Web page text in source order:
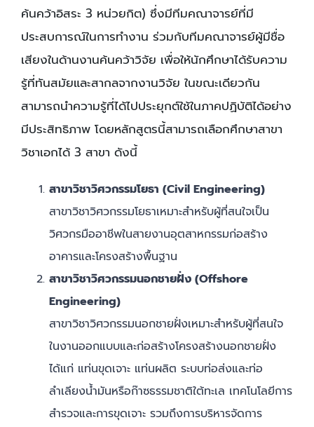
ค้นคว้าอิสระ 3 หน่วยกิต) ซึ่งมีทีมคณาจารย์ที่มี
ประสบการณ์ในการทำงาน ร่วมกับทีมคณาจารย์ผู้มีชื่อ
เสียงในด้านงานค้นคว้าวิจัย เพื่อให้นักศึกษาได้รับความ
รู้ที่ทันสมัยและสากลจากงานวิจัย ในขณะเดียวกัน
สามารถนำความรู้ที่ได้ไปประยุกต์ใช้ในภาคปฏิบัติได้อย่าง
มีประสิทธิภาพ โดยหลักสูตรนี้สามารถเลือกศึกษาสาขา
วิชาเอกได้ 3 สาขา ดังนี้
สาขาวิชาวิศวกรรมโยธา (Civil Engineering)
สาขาวิชาวิศวกรรมโยธาเหมาะสำหรับผู้ที่สนใจเป็น
วิศวกรมืออาชีพในสายงานอุตสาหกรรมก่อสร้าง
อาคารและโครงสร้างพื้นฐาน
สาขาวิชาวิศวกรรมนอกชายฝั่ง (Offshore
Engineering)
สาขาวิชาวิศวกรรมนอกชายฝั่งเหมาะสำหรับผู้ที่สนใจ
ในงานออกแบบและก่อสร้างโครงสร้างนอกชายฝั่ง
ได้แก่ แท่นขุดเจาะ แท่นผลิต ระบบท่อส่งและท่อ
ลำเลียงน้ำมันหรือก๊าซธรรมชาติใต้ทะเล เทคโนโลยีการ
สำรวจและการขุดเจาะ รวมถึงการบริหารจัดการ